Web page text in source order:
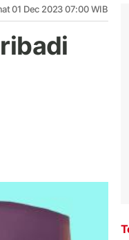
01 Dec 2023 07:00 WIB